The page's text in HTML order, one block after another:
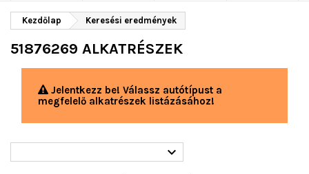
Kezdőlap Keresési eredmények
51876269 ALKATRÉSZEK
Jelentkezz be! Válassz autótípust a
megfelelő alkatrészek listázásához!
